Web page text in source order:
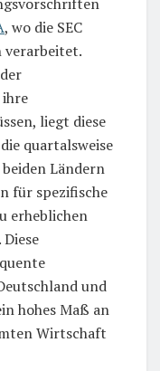
, wo die SEC
verarbeitet.
liegt diese
quartalsweise
Ländern
für spezifische
erheblichen
und
hohes Maß an
Wirtschaft